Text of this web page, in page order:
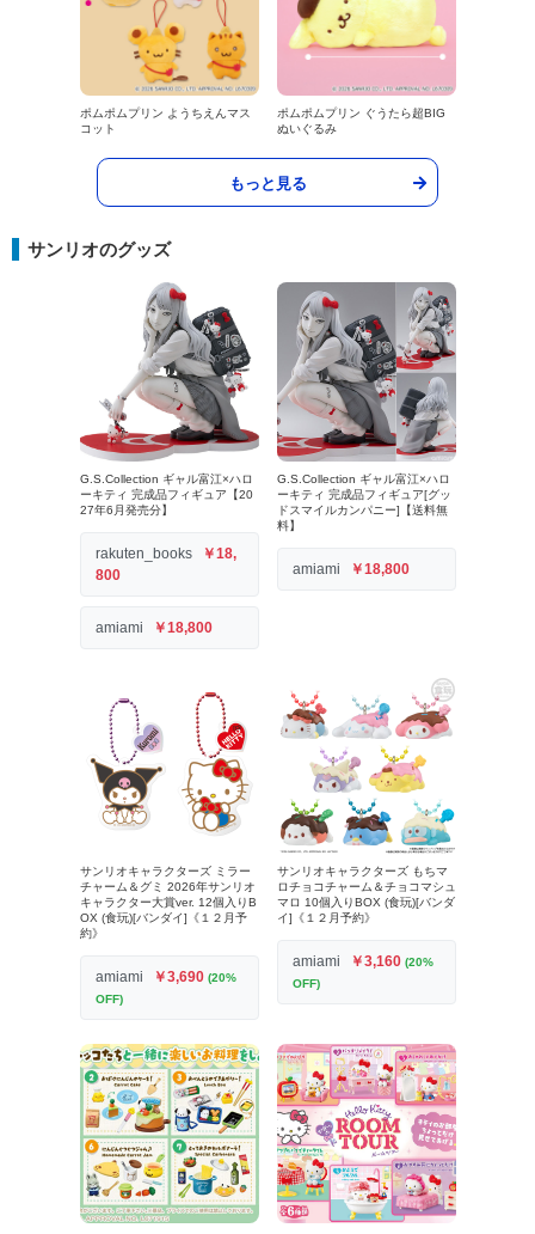
ポムポムプリン ようちえんマス
コット
ポムポムプリン ぐうたら超BIG
ぬいぐるみ
もっと見る
サンリオのグッズ
G.S.Collection ギャル富江×ハロ
ーキティ 完成品フィギュア【20
27年6月発売分】
rakuten_books
￥18,
800
amiami ￥18,800
G.S.Collection ギャル富江×ハロ
ーキティ 完成品フィギュア[グッ
ドスマイルカンパニー]【送料無
料】
amiami ￥18,800
サンリオキャラクターズ ミラー
チャーム＆グミ 2026年サンリオ
キャラクター大賞ver. 12個入りB
OX (食玩)[バンダイ]《１２月予
約》
amiami ￥3,690 (20%
OFF)
サンリオキャラクターズ もちマ
ロチョコチャーム＆チョコマシュ
マロ 10個入りBOX (食玩)[バンダ
イ]《１２月予約》
amiami ￥3,160 (20%
OFF)